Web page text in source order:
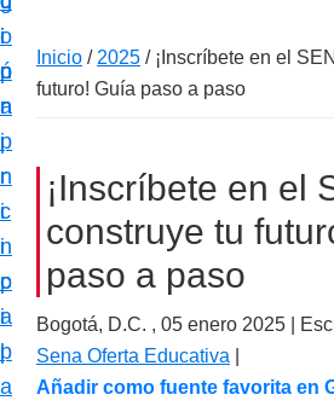
i
ó
n
p
r
i
n
c
i
p
a
o
p
r
i
n
c
i
p
a
l
i
n
a
a
c
e
p
e
c
i
Inicio / 2025 /¡Inscríbete en el
futuro! Guía paso a paso
¡Inscríbete en el
construye tu
paso a paso
Bogotá, D.C. , 05 enero 2025 |
Sena Oferta Educativa
Añadir como fuente favorita en